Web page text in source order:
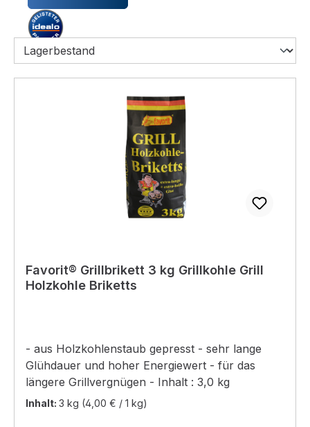
Favorit® Grillbrikett 3 kg Grillkohle Grill
Holzkohle Briketts
- aus Holzkohlenstaub gepresst - sehr lange
Glühdauer und hoher Energiewert - für das
längere Grillvergnügen - Inhalt : 3,0 kg
Inhalt: 3 kg (4,00 € / 1 kg)